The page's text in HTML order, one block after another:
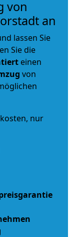
von
an
lassen Sie
Sie die
einen
von
nur